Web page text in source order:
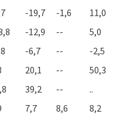
-19,7 -1,6 11,0
-12,9 -- 5,0
-6,7 -- -2,5
20,1 -- 50,3
39,2 -- ..
7,7 8,6 8,2